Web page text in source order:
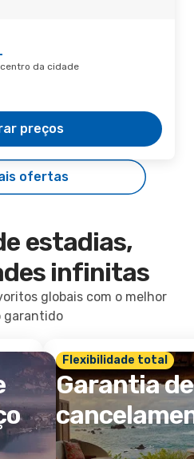
centro da cidade
preços
ofertas
estadias,
infinitas
globais com o melhor
garantido
Flexibilidade total
Garantia de